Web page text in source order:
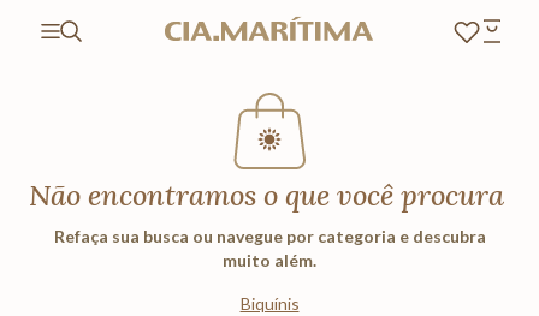
Não encontramos o que você procura
Refaça sua busca ou navegue por categoria e descubra
muito além.
Biquínis